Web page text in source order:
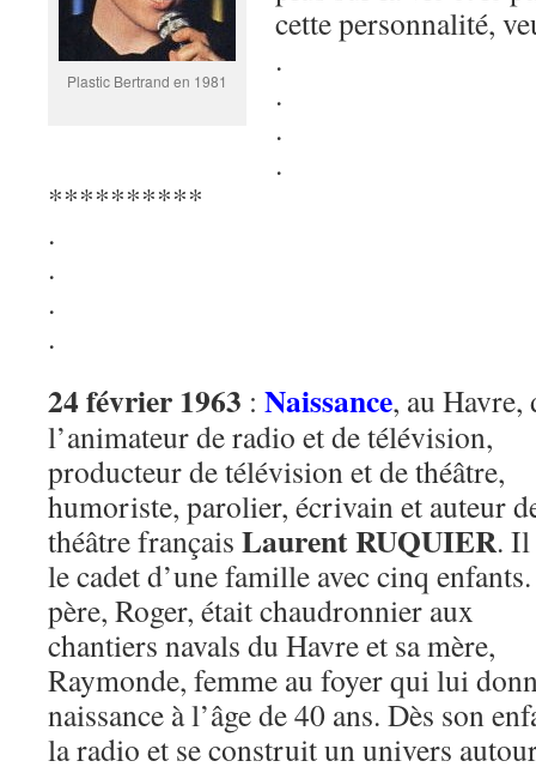
Plastic Bertrand en 1981
cette personnalité,
.
.
.
.
**********
.
.
.
.
24 février 1963 : Naissance, au Havre,
l’animateur de radio et de télévision,
producteur de télévision et de théâtre,
humoriste, parolier, écrivain et auteur
théâtre français Laurent RUQUIER. Il
le cadet d’une famille avec cinq
père, Roger, était chaudronnier aux
chantiers navals du Havre et sa mère,
Raymonde, femme au foyer qui lui
naissance à l’âge de 40 ans. Dès son
la radio et se construit un univers